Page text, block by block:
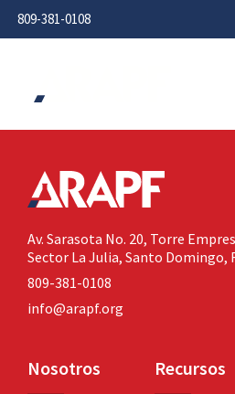
809-381-0108
Av. Sarasota No. 20, Torre
Sector La Julia, Santo Domingo,
809-381-0108
info@arapf.org
Nosotros Recursos